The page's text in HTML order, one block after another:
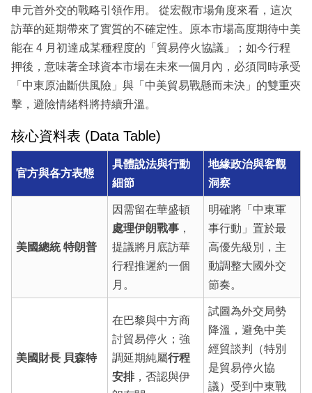
申元首外交的戰略引領作用。 從宏觀市場角度來看，這次
訪華的延期帶來了實質的不確定性。原本市場高度期待中美
能在 4 月初達成某種程度的「貿易停火協議」；如今行程
押後，意味著全球資本市場在未來一個月內，必須同時承受
「中東原油斷供風險」與「中美貿易戰懸而未決」的雙重夾
擊，避險情緒料將持續升溫。
核心資料表 (Data Table)
官方與各方表態
具體說法與行動
細節
地緣政治與客觀
洞察
美國總統 特朗普
因需留在華盛頓
處理伊朗戰事，
提議將月底訪華
行程推遲約一個
月。
明確將「中東軍
事行動」置於最
高優先級別，主
動調整大國外交
節奏。
美國財長 貝森特
在巴黎與中方商
討貿易停火；強
調延期純屬行程
安排，否認與伊
試圖為外交局勢
降溫，避免中美
經貿談判（特別
是貿易停火協
議）受到中東戰